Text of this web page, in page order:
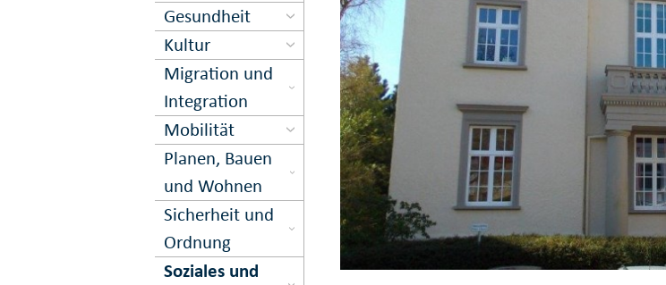
Gesundheit
Kultur
Migration und
Inte­gration
Mobilität
Planen, Bauen
und Wohnen
Sicher­heit und
Ord­nung
Soziales und